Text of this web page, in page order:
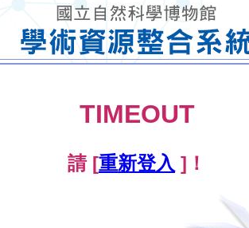
TIMEOUT
請 [重新登入 ]！